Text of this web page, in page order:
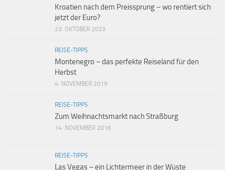
Kroatien nach dem Preissprung – wo rentiert sich
jetzt der Euro?
23. OKTOBER 2023
REISE-TIPPS
Montenegro – das perfekte Reiseland für den
Herbst
4. NOVEMBER 2019
REISE-TIPPS
Zum Weihnachtsmarkt nach Straßburg
14. NOVEMBER 2016
REISE-TIPPS
Las Vegas – ein Lichtermeer in der Wüste